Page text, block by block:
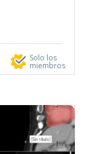
Solo los
miembros